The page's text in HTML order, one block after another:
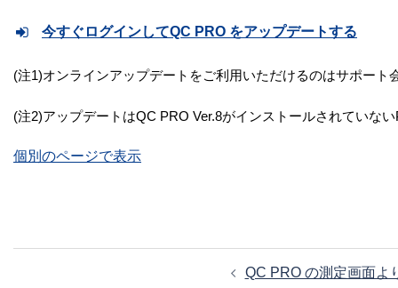
今すぐログインしてQC PRO をアップデートする
(注1)オンラインアップデートをご利用いただけるのはサポート
(注2)アップデートはQC PRO Ver.8がインストールされていな
個別のページで表示
QC PRO の測定画面よ